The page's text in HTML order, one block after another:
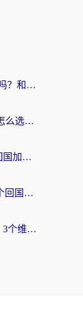
海外党必看：快帆TV版VPN好用吗？和快游VPN对比哪个回国效果更好？附实用避坑指南
海外党无忧指南：国内节点v2ray怎么选？一键回国VPN+多场景实测帮你避坑
海外党必看：如何选到最好用的回国加速器？从节点到售后的全维度指南
ChickCN VPN和洞见VPN对比哪个回国效果更好？海外党亲测3款加速器+避坑指南
海外党必看：斧牛和嘀嗒哪个好？3个维度教你选对回国加速器